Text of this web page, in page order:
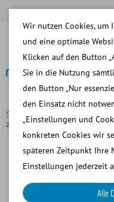
Startseite
zertifiziert
Zurück zur Übersicht
Minitüb
ISO 13485
Ein bedeutender
Wir nutzen Cookies, um
und eine optimale
Klicken auf den Button
Sie in die Nutzung
den Button „Nur
den Einsatz nicht
„Einstellungen und
konkreten Cookies wir
späteren Zeitpunkt Ihre
Einstellungen jederzeit
Alle